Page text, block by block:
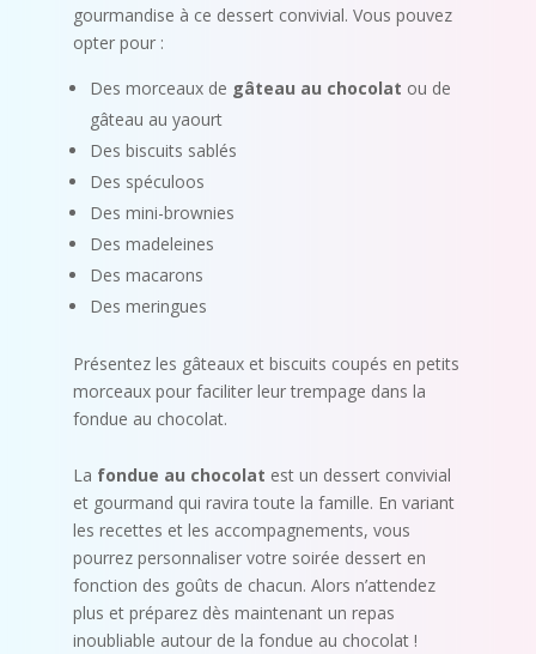
gourmandise à ce dessert convivial. Vous pouvez
opter pour :
Des morceaux de gâteau au chocolat ou de
gâteau au yaourt
Des biscuits sablés
Des spéculoos
Des mini-brownies
Des madeleines
Des macarons
Des meringues
Présentez les gâteaux et biscuits coupés en petits
morceaux pour faciliter leur trempage dans la
fondue au chocolat.
La fondue au chocolat est un dessert convivial
et gourmand qui ravira toute la famille. En variant
les recettes et les accompagnements, vous
pourrez personnaliser votre soirée dessert en
fonction des goûts de chacun. Alors n’attendez
plus et préparez dès maintenant un repas
inoubliable autour de la fondue au chocolat !